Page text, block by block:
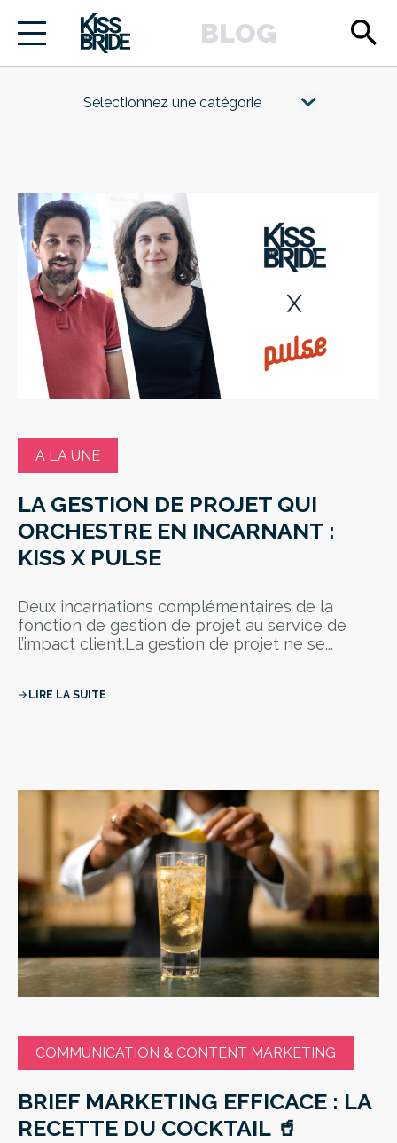
BLOG search
Sélectionnez une catégorie
A LA UNE
LA GESTION DE PROJET QUI
ORCHESTRE EN INCARNANT :
KISS X PULSE
Deux incarnations complémentaires de la
fonction de gestion de projet au service de
l’impact client.La gestion de projet ne se...
arrow_forward LIRE LA SUITE
COMMUNICATION & CONTENT MARKETING
BRIEF MARKETING EFFICACE : LA
RECETTE DU COCKTAIL 🥤